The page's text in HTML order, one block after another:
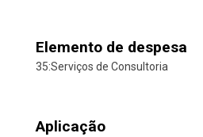
Elemento de despesa
35:Serviços de Consultoria
Aplicação